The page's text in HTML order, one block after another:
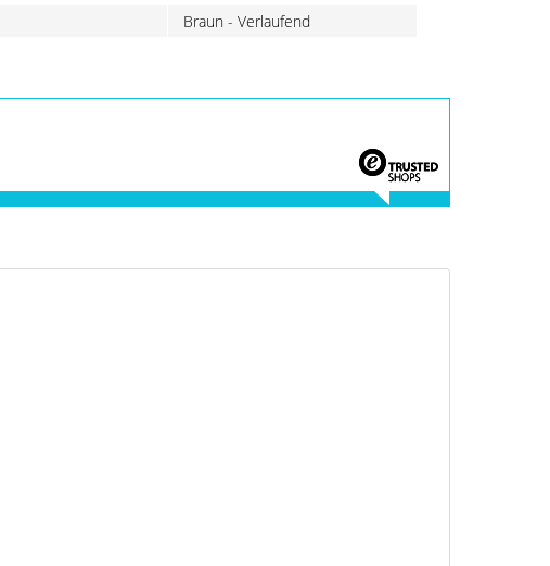
Braun - Verlaufend